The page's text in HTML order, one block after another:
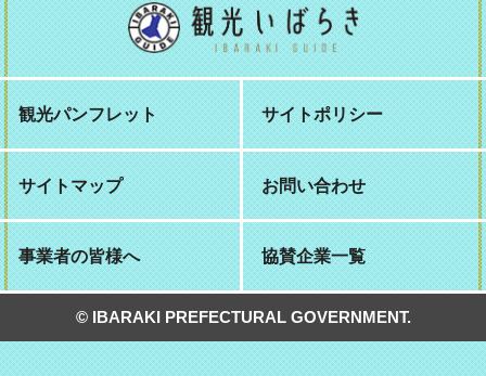
観光パンフレット サイトポリシー
サイトマップ お問い合わせ
事業者の皆様へ 協賛企業一覧
© IBARAKI PREFECTURAL GOVERNMENT.